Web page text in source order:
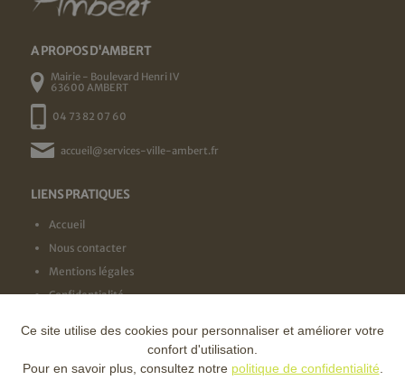
A PROPOS D'AMBERT
Mairie - Boulevard Henri IV
63600 AMBERT
04 73 82 07 60
accueil@services-ville-ambert.fr
LIENS PRATIQUES
Accueil
Nous contacter
Mentions légales
Confidentialité
NOS LABELS
Ce site utilise des cookies pour personnaliser et améliorer votre
confort d'utilisation.
Pour en savoir plus, consultez notre politique de confidentialité